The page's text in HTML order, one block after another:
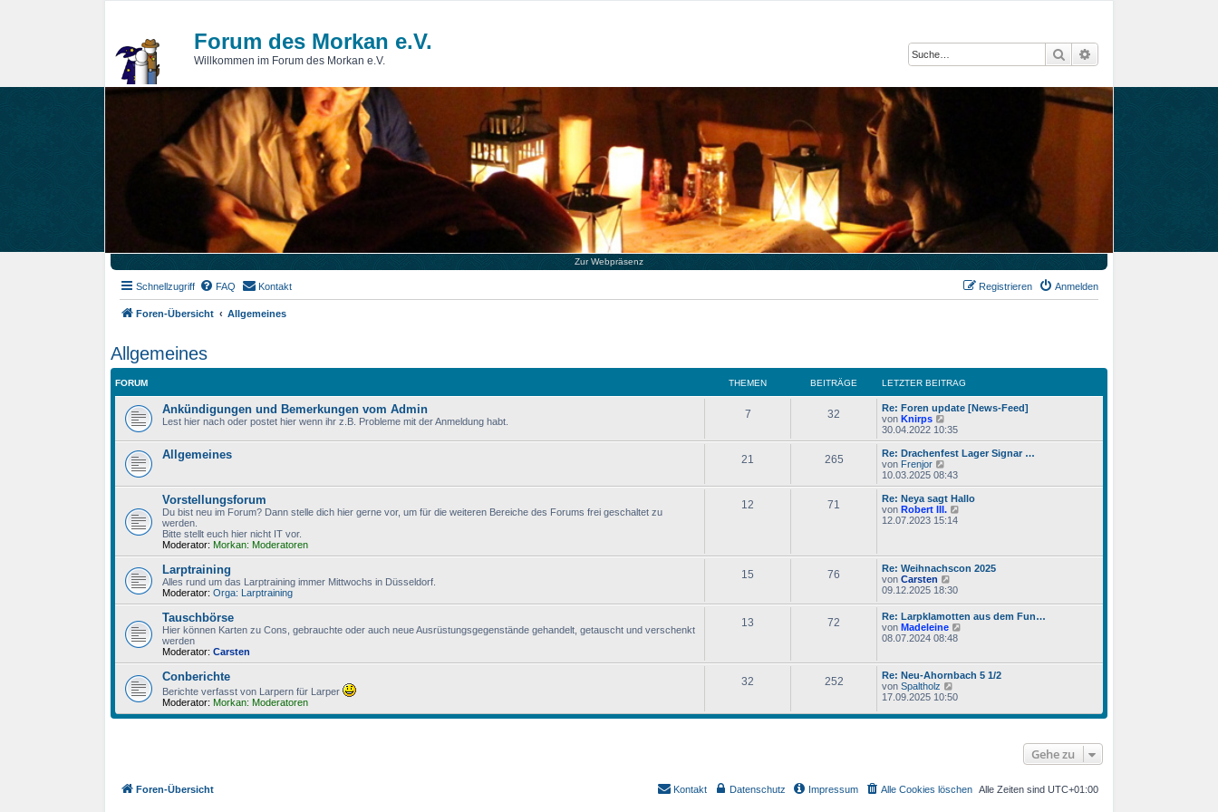
Forum des Morkan e.V.
Willkommen im Forum des Morkan e.V. Suche
Zur Webpräsenz
Schnellzugriff FAQ Kontakt Anmelden
Registrieren
Foren-Übersicht Allgemeines
Allgemeines
FORUM THEMEN BEITRÄGE LETZTER BEITRAG
Ankündigungen und Bemerkungen vom Admin
Lest hier nach oder postet hier wenn ihr z.B. Probleme mit der Anmeldung habt.
7 32
Re: Foren update [News-Feed]
von Knirps
e
u
e
t
r
B
e
i
a
g
30.04.2022 10:35
Allgemeines 21 265
Re: Drachenfest Lager Signar …
von Frenjor
e
u
e
s
t
i
t
r
a
g
10.03.2025 08:43
Vorstellungsforum
Du bist neu im Forum? Dann stelle dich hier gerne vor, um für die weiteren Bereiche des Forums frei geschaltet zu
werden.
Bitte stellt euch hier nicht IT vor.
Moderator: Morkan: Moderatoren
12 71
Re: Neya sagt Hallo
von Robert III.
e
e
i
t
g
12.07.2023 15:14
Larptraining
Alles rund um das Larptraining immer Mittwochs in Düsseldorf.
Moderator: Orga: Larptraining
15 76
Re: Weihnachscon 2025
von Carsten
e
s
t
e
B
e
i
t
a
09.12.2025 18:30
Tauschbörse
Hier können Karten zu Cons, gebrauchte oder auch neue Ausrüstungsgegenstände gehandelt, getauscht und verschenkt
werden
Moderator: Carsten
13 72
Re: Larpklamotten aus dem Fun…
von Madeleine
t
B
08.07.2024 08:48
Conberichte
Berichte verfasst von Larpern für Larper
Moderator: Morkan: Moderatoren
32 252
Re: Neu-Ahornbach 5 1/2
von Spaltholz
e
e
i
17.09.2025 10:50
Gehe zu
Foren-Übersicht Alle Zeiten sind UTC+01:00
Alle Cookies löschen
Impressum
Datenschutz
Kontakt